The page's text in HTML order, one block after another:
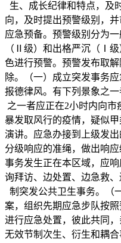
生、成长纪律和特点，及
向，及时提出预警级别，
应急预备。预警级别分为
（Ⅱ级）和出格严沉（Ⅰ
色进行预警。预警发布取
除。（一）成立突发事务
报德律风。有下列景象之
之一者应正在2小时内向
暴发取风行的疫情，疑似
演讲。应急办接到上级发
分级响应的准绳，做出响
事务发生正在本区域，应
询拜访、边处置、边急救
制突发公共卫生事务。（
案，组织先期应急步队按
进行应急处置，彼此共同
无效节制次生、衍生和耦